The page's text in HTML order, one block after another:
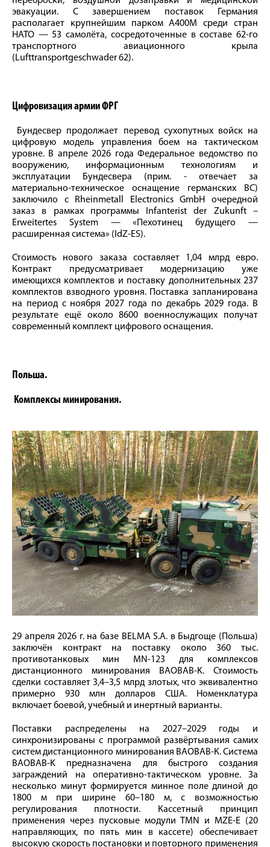
эвакуации. С завершением поставок Германия
располагает крупнейшим парком A400M среди стран
НАТО — 53 самолёта, сосредоточенные в составе 62-го
транспортного авиационного крыла
(Lufttransportgeschwader 62).
Цифровизация армии ФРГ
Бундесвер продолжает перевод сухопутных войск на
цифровую модель управления боем на тактическом
уровне. В апреле 2026 года Федеральное ведомство по
вооружению, информационным технологиям и
эксплуатации Бундесвера (прим. - отвечает за
материально-техническое оснащение германских ВС)
заключило с Rheinmetall Electronics GmbH очередной
заказ в рамках программы Infanterist der Zukunft –
Erweitertes System — «Пехотинец будущего —
расширенная система» (IdZ-ES).
Стоимость нового заказа составляет 1,04 млрд евро.
Контракт предусматривает модернизацию уже
имеющихся комплектов и поставку дополнительных 237
комплектов взводного уровня. Поставка запланирована
на период с ноября 2027 года по декабрь 2029 года. В
результате ещё около 8600 военнослужащих получат
современный комплект цифрового оснащения.
Польша.
Комплексы минирования.
29 апреля 2026 г. на базе BELMA S.A. в Быдгоще (Польша)
заключён контракт на поставку около 360 тыс.
противотанковых мин MN-123 для комплексов
дистанционного минирования BAOBAB-K. Стоимость
сделки составляет 3,4–3,5 млрд злотых, что эквивалентно
примерно 930 млн долларов США. Номенклатура
включает боевой, учебный и инертный варианты.
Поставки распределены на 2027–2029 годы и
синхронизированы с программой развёртывания самих
систем дистанционного минирования BAOBAB-К. Система
BAOBAB-K предназначена для быстрого создания
заграждений на оперативно-тактическом уровне. За
несколько минут формируется минное поле длиной до
1800 м при ширине 60–180 м, с возможностью
регулирования плотности. Кассетный принцип
применения через пусковые модули TMN и MZE-E (20
направляющих, по пять мин в кассете) обеспечивает
высокую скорость постановки и повторного применения